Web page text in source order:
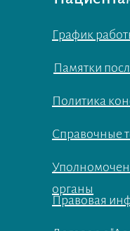
График
Политика
Памятки
Справочные
органы
Правовая